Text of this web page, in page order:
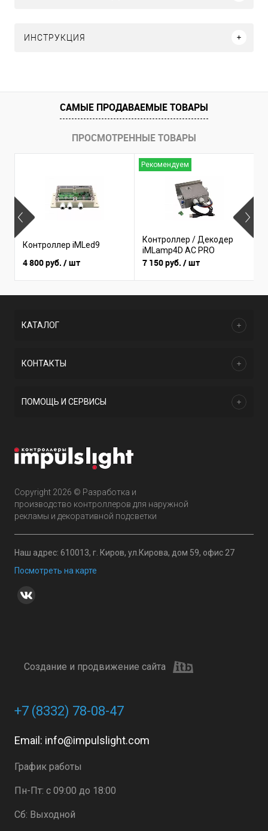
ИНСТРУКЦИЯ
САМЫЕ ПРОДАВАЕМЫЕ ТОВАРЫ
ПРОСМОТРЕННЫЕ ТОВАРЫ
Контроллер iMLed9
4 800 руб. / шт
Рекомендуем
Контроллер / Декодер
iMLamp4D AC PRO
7 150 руб. / шт
Copyright 2026 © Разработка и
производство контроллеров для наружной
рекламы и декоративной подсветки
Наш адрес: 610013, г. Киров, ул.Кирова, дом 59, офис 27
Посмотреть на карте
Создание и продвижение сайта
КАТАЛОГ
КОНТАКТЫ
ПОМОЩЬ И СЕРВИСЫ
+7 (8332) 78-08-47
Email: info@impulslight.com
График работы
Пн-Пт: с 09:00 до 18:00
Сб: Выходной